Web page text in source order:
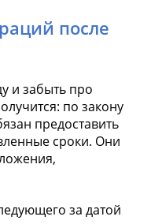
после
и забыть про
по закону
предоставить
сроки. Они
за датой